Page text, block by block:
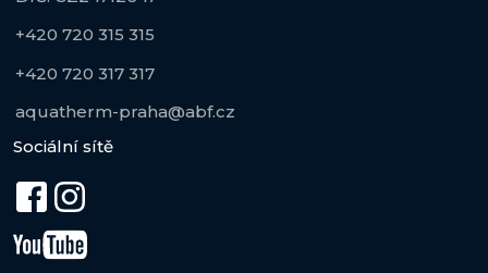
+420 720 315 315
+420 720 317 317
aquatherm-praha@abf.cz
Sociální sítě